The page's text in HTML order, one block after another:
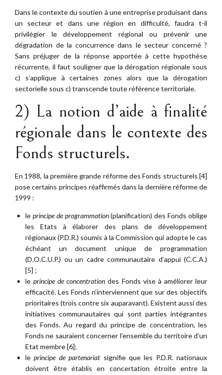
Dans le contexte du soutien à une entreprise produisant dans
un secteur et dans une région en difficulté, faudra t-il
privilégier le développement régional ou prévenir une
dégradation de la concurrence dans le secteur concerné ?
Sans préjuger de la réponse apportée à cette hypothèse
récurrente, il faut souligner que la dérogation régionale sous
c) s’applique à certaines zones alors que la dérogation
sectorielle sous c) transcende toute référence territoriale.
2) La notion d’aide à finalité
régionale dans le contexte des
Fonds structurels.
En 1988, la première grande réforme des Fonds structurels [4]
pose certains principes réaffirmés dans la dernière réforme de
1999 :
le principe de programmation(planification) des Fonds oblige
les Etats à élaborer des plans de développement
régionaux (P.D.R.) soumis à la Commission qui adopte le cas
échéant un document unique de programmation
(D.O.C.U.P.) ou un cadre communautaire d’appui (C.C.A.)
[5] ;
leprincipe de concentration des Fonds vise à améliorer leur
efficacité. Les Fonds n’interviennent que sur des objectifs
prioritaires (trois contre six auparavant). Existent aussi des
initiatives communautaires qui sont parties intégrantes
des Fonds. Au regard du principe de concentration, les
Fonds ne sauraient concerner l’ensemble du territoire d’un
Etat membre [6];
leprincipe de partenariat signifie que les P.D.R. nationaux
doivent être établis en concertation étroite entre la